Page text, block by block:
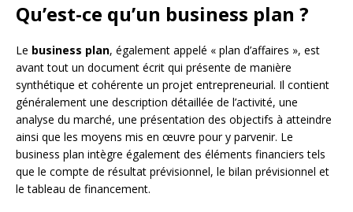
Qu’est-ce qu’un business plan ?
Le business plan, également appelé « plan d’affaires », est
avant tout un document écrit qui présente de manière
synthétique et cohérente un projet entrepreneurial. Il contient
généralement une description détaillée de l’activité, une
analyse du marché, une présentation des objectifs à atteindre
ainsi que les moyens mis en œuvre pour y parvenir. Le
business plan intègre également des éléments financiers tels
que le compte de résultat prévisionnel, le bilan prévisionnel et
le tableau de financement.